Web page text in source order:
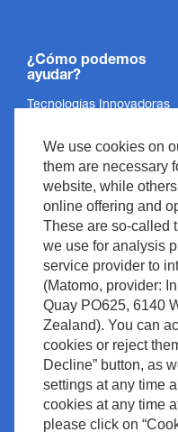
We use cookies on
them are necessary
website, while
online offering and
These are so-called
we use for analysis
service provider to
(Matomo, provider:
Quay PO625, 6140
Zealand). You can
cookies or reject
Decline” button, as
settings at any time
cookies at any time
please click on
¿Cómo podemos
ayudar?
Tecnologías Innovadoras
Soporte
Noticias y Eventos
Contacto